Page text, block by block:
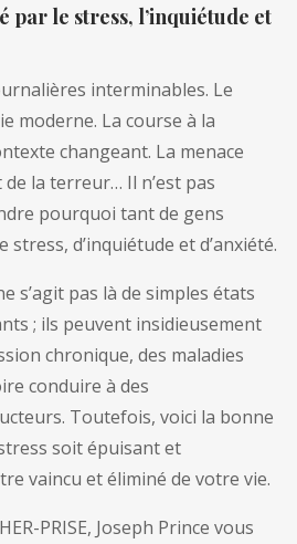
par le stress, l’inquiétude et
interminables. Le
moderne. La course à la
changeant. La menace
la terreur… Il n’est pas
pourquoi tant de gens
stress, d’inquiétude et d’anxiété.
s’agit pas là de simples états
; ils peuvent insidieusement
chronique, des maladies
conduire à des
Toutefois, voici la bonne
soit épuisant et
vaincu et éliminé de votre vie.
PRISE, Joseph Prince vous